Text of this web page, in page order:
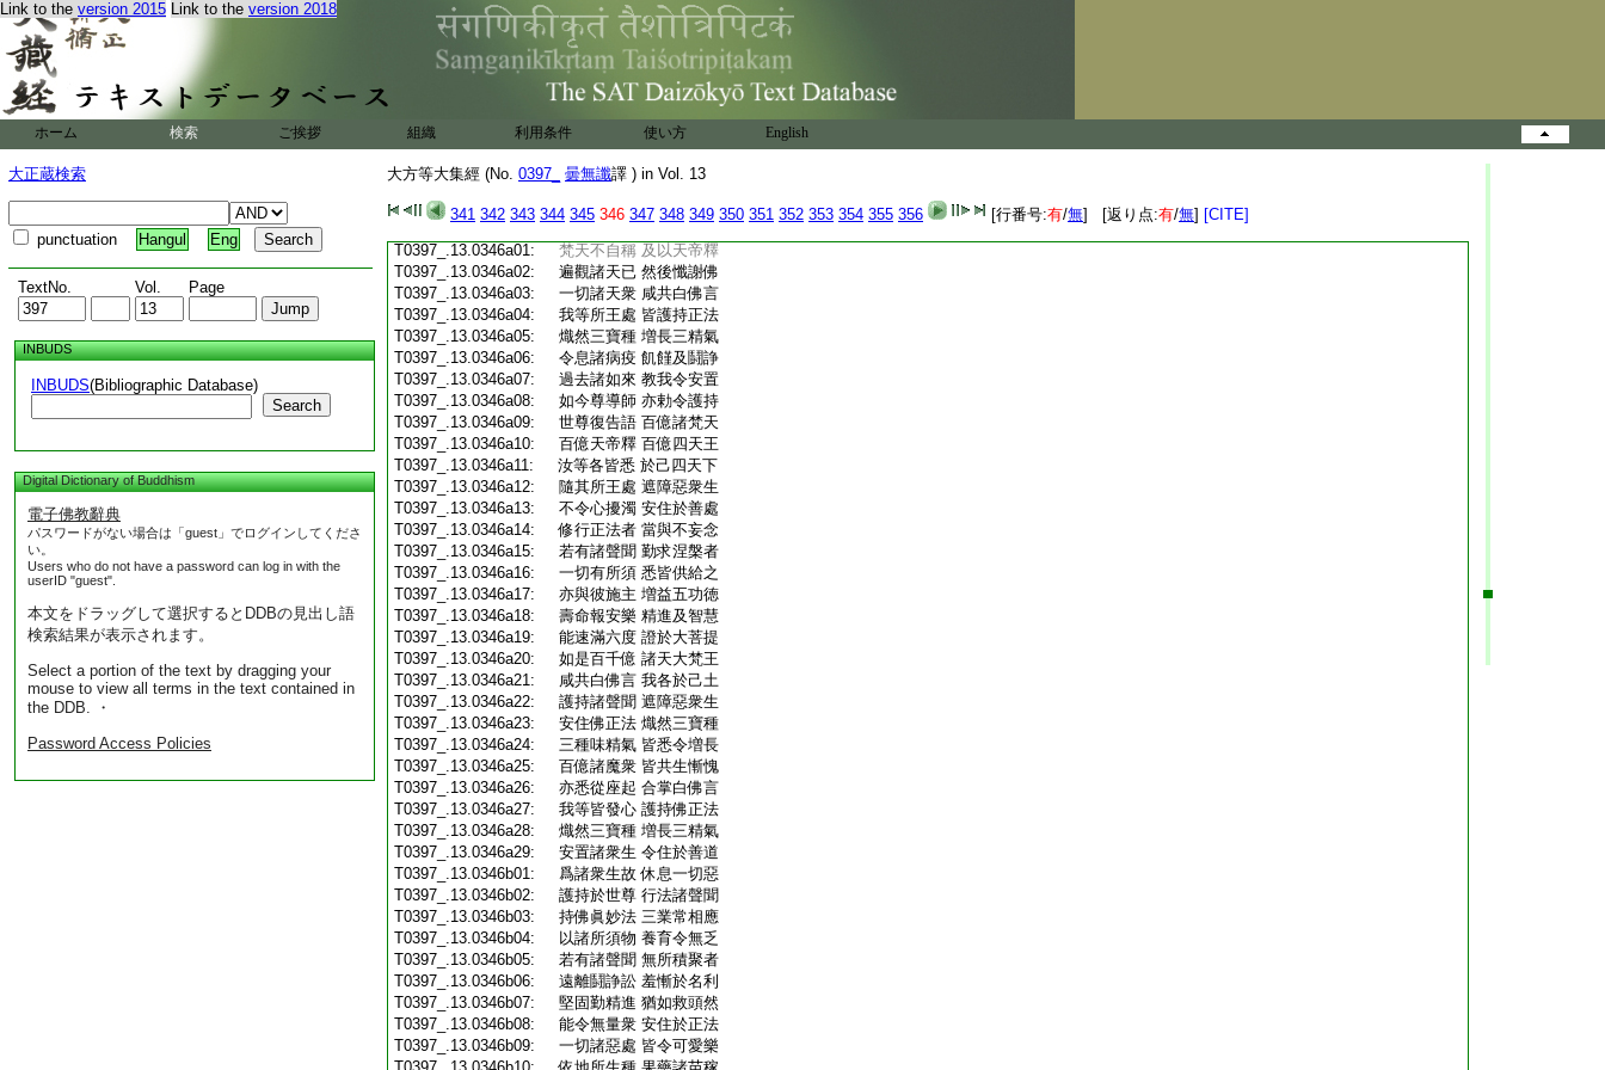
Link to the version 2015 Link to the version 2018
ホーム 検索 ご挨拶 組織 利用条件 使い方 English
大正蔵検索
punctuation Hangul Eng
TextNo. Vol. Page
INBUDS
INBUDS(Bibliographic Database)
Search
Digital Dictionary of Buddhism
電子佛教辭典
パスワードがない場合は「guest」でログインしてくださ
い。
Users who do not have a password can log in with the
userID "guest".
本文をドラッグして選択するとDDBの見出し語
検索結果が表示されます。
Select a portion of the text by dragging your
mouse to view all terms in the text contained in
the DDB. ・
Password Access Policies
大方等大集經 (No. 0397_ 曇無讖譯 ) in Vol. 13
341 342 343 344 345 346 347 348 349 350 351 352 353 354 355 356 [行番号:有/無] [返り点:有/無] [CITE]
T0397_.13.0345c19:熾然三寶種 増長三精氣
T0397_.13.0345c20: 拘那含牟尼 亦囑四天下
T0397_.13.0345c21:梵釋諸天王 護持令養育
T0397_.13.0345c22:
迦葉亦如是 已囑四天下
梵釋護世王 護持行法者
T0397_.13.0345c24:過去諸仙衆 及以諸天仙
T0397_.13.0345c25:星辰諸宿曜 亦囑令分布
T0397_.13.0345c26:我出五濁世 降伏諸魔怨
T0397_.13.0345c27:而作大集會 顯現佛正法
T0397_.13.0345c28: 諸天咸勸請 分布四天下
T0397_.13.0346a01:
梵天不自稱 及以天帝釋
T0397_.13.0346a02:
遍觀諸天已 然後懺謝佛
T0397_.13.0346a03:
一切諸天衆 咸共白佛言
T0397_.13.0346a04:
我等所王處 皆護持正法
T0397_.13.0346a05:
熾然三寶種 増長三精氣
T0397_.13.0346a06:
令息諸病疫 飢饉及鬪諍
T0397_.13.0346a07:
過去諸如來 教我令安置
T0397_.13.0346a08:
如今尊導師 亦勅令護持
T0397_.13.0346a09:
世尊復告語 百億諸梵天
T0397_.13.0346a10:
百億天帝釋 百億四天王
T0397_.13.0346a11:
汝等各皆悉 於己四天下
T0397_.13.0346a12:
隨其所王處 遮障惡衆生
T0397_.13.0346a13:
不令心擾濁 安住於善處
T0397_.13.0346a14:
修行正法者 當與不妄念
T0397_.13.0346a15:
若有諸聲聞 勤求涅槃者
T0397_.13.0346a16:
一切有所須 悉皆供給之
T0397_.13.0346a17:
亦與彼施主 増益五功徳
T0397_.13.0346a18:
壽命報安樂 精進及智慧
T0397_.13.0346a19:
能速滿六度 證於大菩提
T0397_.13.0346a20:
如是百千億 諸天大梵王
T0397_.13.0346a21:
咸共白佛言 我各於己土
T0397_.13.0346a22:
護持諸聲聞 遮障惡衆生
T0397_.13.0346a23:
安住佛正法 熾然三寶種
T0397_.13.0346a24:
三種味精氣 皆悉令増長
T0397_.13.0346a25:
百億諸魔衆 皆共生慚愧
T0397_.13.0346a26:
亦悉從座起 合掌白佛言
T0397_.13.0346a27:
我等皆發心 護持佛正法
T0397_.13.0346a28:
熾然三寶種 増長三精氣
T0397_.13.0346a29:
安置諸衆生 令住於善道
T0397_.13.0346b01:
爲諸衆生故 休息一切惡
T0397_.13.0346b02:
護持於世尊 行法諸聲聞
T0397_.13.0346b03:
持佛眞妙法 三業常相應
T0397_.13.0346b04:
以諸所須物 養育令無乏
T0397_.13.0346b05:
若有諸聲聞 無所積聚者
T0397_.13.0346b06:
遠離鬪諍訟 羞慚於名利
T0397_.13.0346b07:
堅固勤精進 猶如救頭然
T0397_.13.0346b08:
能令無量衆 安住於正法
T0397_.13.0346b09:
一切諸惡處 皆令可愛樂